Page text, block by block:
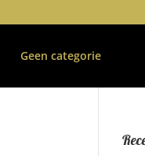
Geen categorie